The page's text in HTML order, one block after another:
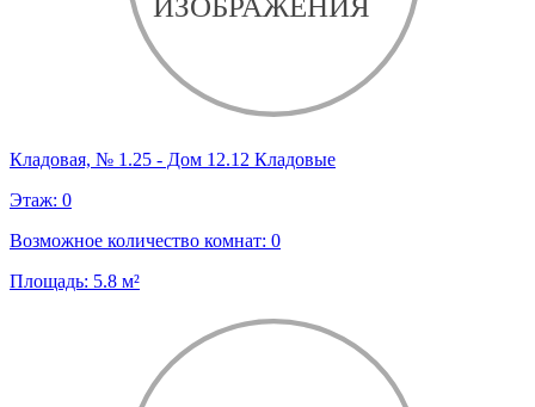
Кладовая, № 1.25 - Дом 12.12 Кладовые
Этаж: 0
Возможное количество комнат: 0
Площадь: 5.8 м²